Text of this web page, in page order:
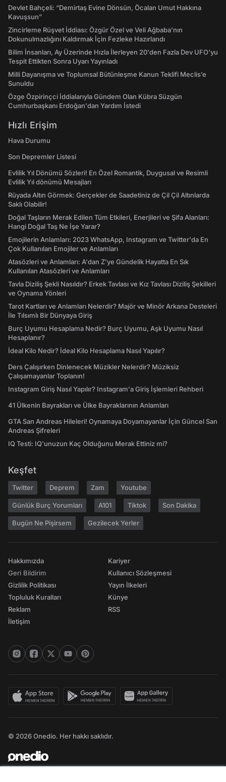
Devlet Bahçeli: “Demirtaş Evine Dönsün, Öcalan Umut Hakkına
Kavuşsun”
Zincirleme Rüşvet İddiası: Özgür Özel ve Veli Ağbaba’nın
Dokunulmazlığını Kaldırmak İçin Fezleke Hazırlandı
Bilim İnsanları, Ay Üzerinde Hızla İlerleyen 20'den Fazla Dev UFO'yu
Tespit Ettikten Sonra Uyarı Yayınladı
Milli Dayanışma ve Toplumsal Bütünleşme Kanun Teklifi Meclis’e
Sunuldu
Özge Özpirinçci İddialarıyla Gündem Olan Kübra Süzgün
Cumhurbaşkanı Erdoğan'dan Yardım İstedi
Hızlı Erişim
Hava Durumu
Son Depremler Listesi
Evlilik Yıl Dönümü Sözleri! En Özel Romantik, Duygusal ve Resimli
Evlilik Yıl dönümü Mesajları
Rüyada Altın Görmek: Gerçekler de Saadetiniz de Çil Çil Altınlarda
Saklı Olabilir!
Doğal Taşların Merak Edilen Tüm Etkileri, Enerjileri ve Şifa Alanları:
Hangi Doğal Taş Ne İşe Yarar?
Emojilerin Anlamları: 2023 WhatsApp, Instagram ve Twitter'da En
Çok Kullanılan Emojiler ve Anlamları
Atasözleri ve Anlamları: A'dan Z'ye Gündelik Hayatta En Sık
Kullanılan Atasözleri ve Anlamları
Tavla Diziliş Şekli Nasıldır? Erkek Tavlası ve Kız Tavlası Diziliş Şekilleri
ve Oynama Yönleri
Tarot Kartları ve Anlamları Nelerdir? Majör ve Minör Arkana Desteleri
İle Tılsımlı Bir Dünyaya Giriş
Burç Uyumu Hesaplama Nedir? Burç Uyumu, Aşk Uyumu Nasıl
Hesaplanır?
İdeal Kilo Nedir? İdeal Kilo Hesaplama Nasıl Yapılır?
Ders Çalışırken Dinlenecek Müzikler Nelerdir? Müziksiz
Çalışamayanlar Toplanın!
Instagram Giriş Nasıl Yapılır? Instagram'a Giriş İşlemleri Rehberi
41 Ülkenin Bayrakları ve Ülke Bayraklarının Anlamları
GTA San Andreas Hileleri! Oynamaya Doyamayanlar İçin Güncel San
Andreas Şifreleri
IQ Testi: IQ'unuzun Kaç Olduğunu Merak Ettiniz mi?
Keşfet
Twitter Deprem Zam Youtube
Günlük Burç Yorumları A101 Tiktok Son Dakika
Bugün Ne Pişirsem Gezilecek Yerler
Hakkımızda
Geri Bildirim
Gizlilik Politikası
Topluluk Kuralları
Reklam
İletişim
Kariyer
Kullanıcı Sözleşmesi
Yayın İlkeleri
Künye
RSS
© 2026 Onedio. Her hakkı saklıdır.